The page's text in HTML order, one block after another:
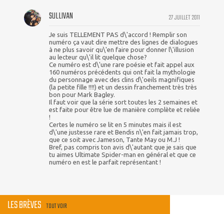
27 JUILLET 2011
SULLIVAN
Je suis TELLEMENT PAS d\'accord ! Remplir son
numéro ça vaut dire mettre des lignes de dialogues
à ne plus savoir qu\'en faire pour donner l\'illusion
au lecteur qu\'il lit quelque chose?
Ce numéro est d\'une rare poésie et fait appel aux
160 numéros précédents qui ont fait la mythologie
du personnage avec des clins d\'oeils magnifiques
(la petite fille !!!!) et un dessin franchement très très
bon pour Mark Bagley.
Il faut voir que la série sort toutes les 2 semaines et
est faite pour être lue de manière complète et reliée
!
Certes le numéro se lit en 5 minutes mais il est
d\'une justesse rare et Bendis n\'en fait jamais trop,
que ce soit avec Jameson, Tante May ou M.J !
Bref, pas compris ton avis d\'autant que je sais que
tu aimes Ultimate Spider-man en général et que ce
numéro en est le parfait représentant !
LES BRÈVES TOUT VOIR